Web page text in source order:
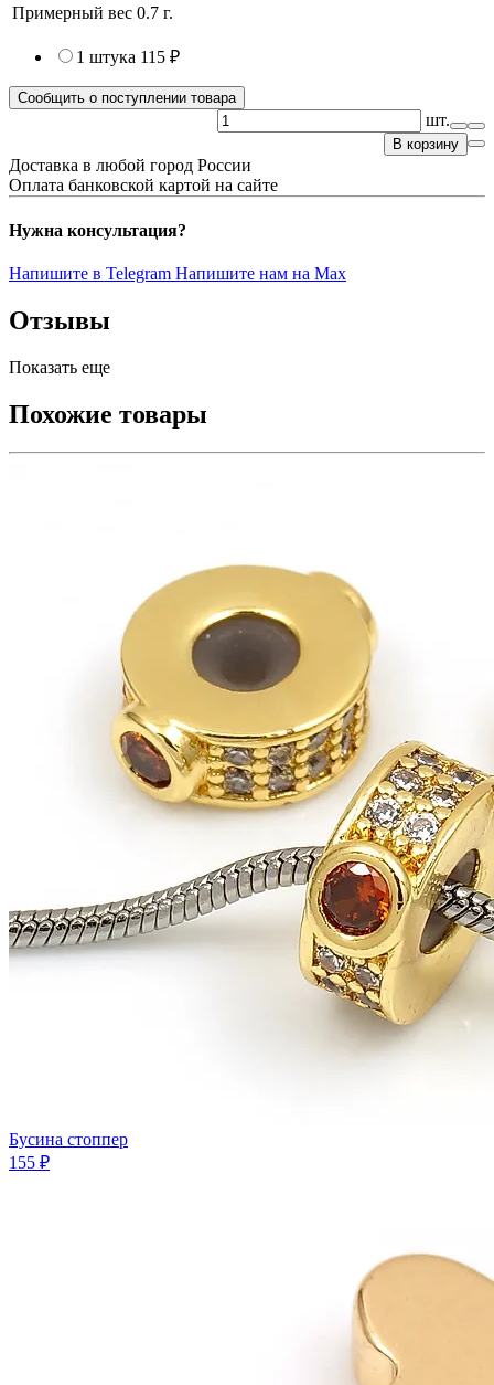
Примерный вес 0.7 г.
1 штука 115 ₽
Сообщить о поступлении товара
шт.
В корзину
Доставка в любой город России
Оплата банковской картой на сайте
Нужна консультация?
Напишите в Telegram Напишите нам на Max
Отзывы
Показать еще
Похожие товары
Бусина стоппер
155 ₽